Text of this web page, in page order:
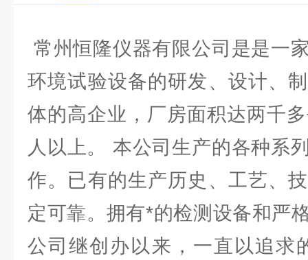
常州恒隆仪器有限公司是是一
环境试验设备的研发、设计、
体的高企业，厂房面积达两千
人以上。 本公司生产的各种系
作。已有的生产历史、工艺、
定可靠。拥有*的检测设备和严
公司继创办以来，一直以追求